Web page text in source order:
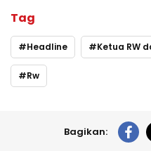
Tag
Headline Ketua RW
Rw
Bagikan: